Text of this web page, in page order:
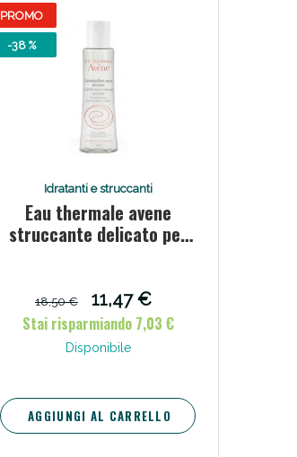
PROMO
-38 %
Idratanti e struccanti
Eau thermale avene
struccante delicato per
18,50 €
11,47 €
Stai risparmiando 7,03 €
Disponibile
AGGIUNGI AL CARRELLO